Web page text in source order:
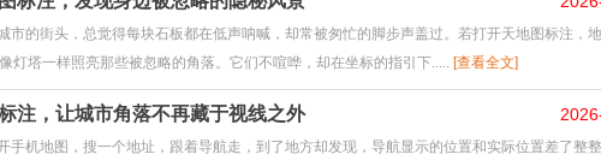
市的街头，总觉得每块石板都在低声呐喊，却常被匆忙的脚步声盖过。若打开天地图标注，
灯塔一样照亮那些被忽略的角落。它们不喧哗，却在坐标的指引下..... [查看全文]
注，让城市角落不再藏于视线之外
手机地图，搜一个地址，跟着导航走，到了地方却发现，导航显示的位置和实际位置差了整整